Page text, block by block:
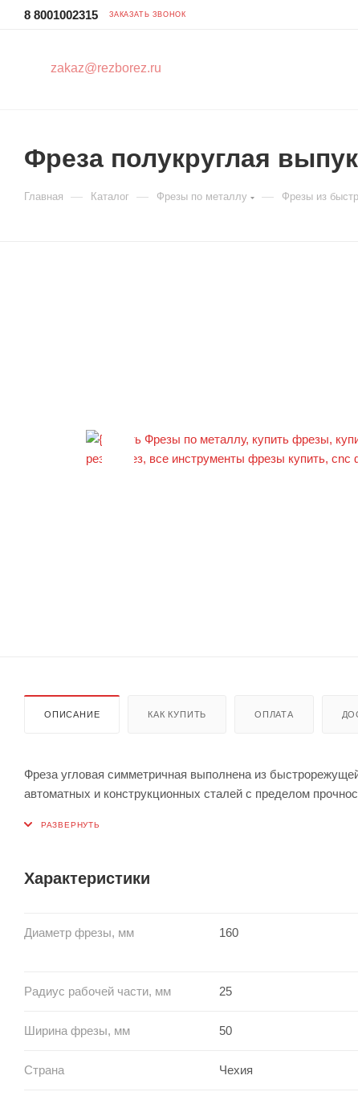
8 8001002315 ЗАКАЗАТЬ ЗВОНОК
zakaz@rezborez.ru
Фреза полукруглая
Главная — Каталог — Фрезы по металлу — Фрезы из
ОПИСАНИЕ КАК КУПИТЬ ОПЛАТА
Фреза угловая симметричная выполнена из
автоматных и конструкционных сталей с пределом
Характеристики
Диаметр фрезы, мм 160
Радиус рабочей части, мм 25
Ширина фрезы, мм 50
Страна Чехия